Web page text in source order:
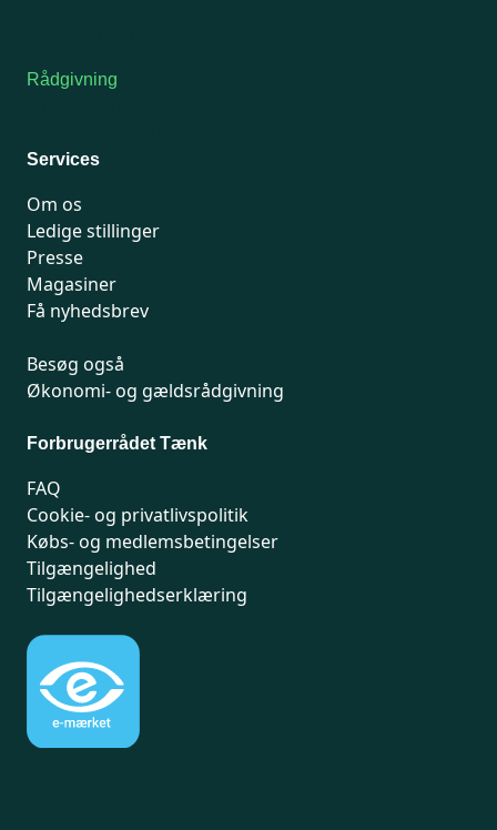
Rådgivning
Services
Om os
Ledige stillinger
Presse
Magasiner
Få nyhedsbrev
Besøg også
Økonomi- og gældsrådgivning
Forbrugerrådet Tænk
FAQ
Cookie- og privatlivspolitik
Købs- og medlemsbetingelser
Tilgængelighed
Tilgængelighedserklæring